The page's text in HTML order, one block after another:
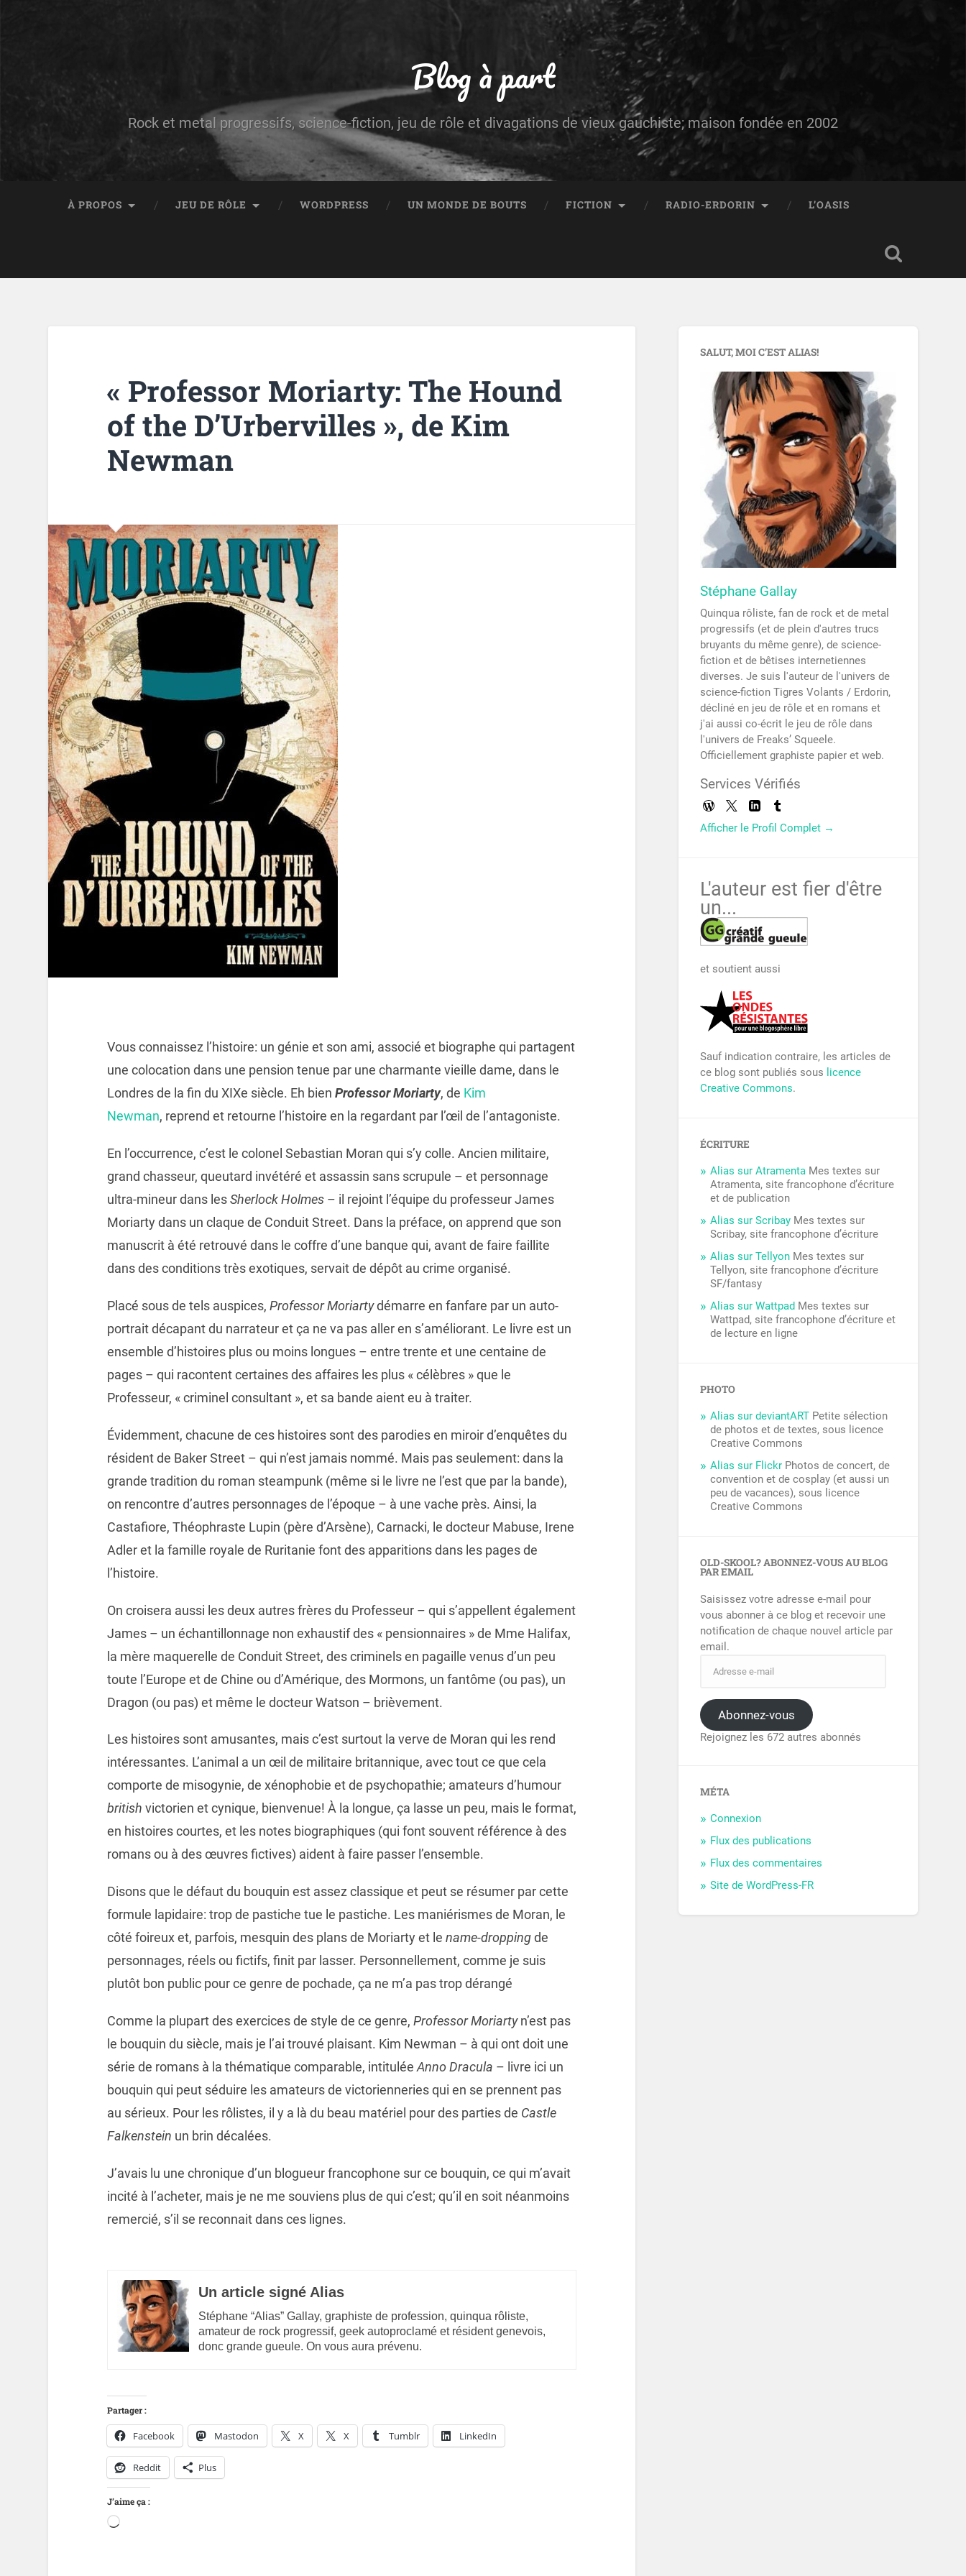
Blog à part
Rock et metal progressifs, science-fiction, jeu de rôle et divagations de vieux gauchiste; maison fondée en 2002
À PROPOS JEU DE RÔLE WORDPRESS UN MONDE DE BOUTS FICTION RADIO-ERDORIN L’OASIS
« Professor Moriarty: The Hound
of the D’Urbervilles », de Kim
Newman
Vous connaissez l’histoire: un génie et son ami, associé et biographe qui partagent
une colocation dans une pension tenue par une charmante vieille dame, dans le
Londres de la fin du XIXe siècle. Eh bien Professor Moriarty, de Kim
Newman, reprend et retourne l’histoire en la regardant par l’œil de l’antagoniste.
En l’occurrence, c’est le colonel Sebastian Moran qui s’y colle. Ancien militaire,
grand chasseur, queutard invétéré et assassin sans scrupule – et personnage
ultra-mineur dans lesSherlock Holmes – il rejoint l’équipe du professeur James
Moriarty dans un claque de Conduit Street. Dans la préface, on apprend que son
manuscrit à été retrouvé dans le coffre d’une banque qui, avant de faire faillite
dans des conditions très exotiques, servait de dépôt au crime organisé.
Placé sous de tels auspices, Professor Moriartydémarre en fanfare par un auto-
portrait décapant du narrateur et ça ne va pas aller en s’améliorant. Le livre est un
ensemble d’histoires plus ou moins longues – entre trente et une centaine de
pages – qui racontent certaines des affaires les plus « célèbres » que le
Professeur, « criminel consultant », et sa bande aient eu à traiter.
Évidemment, chacune de ces histoires sont des parodies en miroir d’enquêtes du
résident de Baker Street – qui n’est jamais nommé. Mais pas seulement: dans la
grande tradition du roman steampunk (même si le livre ne l’est que par la bande),
on rencontre d’autres personnages de l’époque – à une vache près. Ainsi, la
Castafiore, Théophraste Lupin (père d’Arsène), Carnacki, le docteur Mabuse, Irene
Adler et la famille royale de Ruritanie font des apparitions dans les pages de
l’histoire.
On croisera aussi les deux autres frères du Professeur – qui s’appellent également
James – un échantillonnage non exhaustif des « pensionnaires » de Mme Halifax,
la mère maquerelle de Conduit Street, des criminels en pagaille venus d’un peu
toute l’Europe et de Chine ou d’Amérique, des Mormons, un fantôme (ou pas), un
Dragon (ou pas) et même le docteur Watson – brièvement.
Les histoires sont amusantes, mais c’est surtout la verve de Moran qui les rend
intéressantes. L’animal a un œil de militaire britannique, avec tout ce que cela
comporte de misogynie, de xénophobie et de psychopathie; amateurs d’humour
british victorien et cynique, bienvenue! À la longue, ça lasse un peu, mais le format,
en histoires courtes, et les notes biographiques (qui font souvent référence à des
romans ou à des œuvres fictives) aident à faire passer l’ensemble.
Disons que le défaut du bouquin est assez classique et peut se résumer par cette
formule lapidaire: trop de pastiche tue le pastiche. Les maniérismes de Moran, le
côté foireux et, parfois, mesquin des plans de Moriarty et le name-droppingde
personnages, réels ou fictifs, finit par lasser. Personnellement, comme je suis
plutôt bon public pour ce genre de pochade, ça ne m’a pas trop dérangé
Comme la plupart des exercices de style de ce genre, Professor Moriartyn’est pas
le bouquin du siècle, mais je l’ai trouvé plaisant. Kim Newman – à qui ont doit une
série de romans à la thématique comparable, intitulée Anno Dracula – livre ici un
bouquin qui peut séduire les amateurs de victorienneries qui en se prennent pas
au sérieux. Pour les rôlistes, il y a là du beau matériel pour des parties de Castle
Falkenstein un brin décalées.
J’avais lu une chronique d’un blogueur francophone sur ce bouquin, ce qui m’avait
incité à l’acheter, mais je ne me souviens plus de qui c’est; qu’il en soit néanmoins
remercié, s’il se reconnait dans ces lignes.
Un article signé Alias
Stéphane “Alias” Gallay, graphiste de profession, quinqua rôliste,
amateur de rock progressif, geek autoproclamé et résident genevois,
donc grande gueule. On vous aura prévenu.
Partager :
Facebook Mastodon X X Tumblr LinkedIn
Reddit Plus
J’aime ça :
SALUT, MOI C’EST ALIAS!
Stéphane Gallay
Quinqua rôliste, fan de rock et de metal
progressifs (et de plein d'autres trucs
bruyants du même genre), de science-
fiction et de bêtises internetiennes
diverses. Je suis l'auteur de l'univers de
science-fiction Tigres Volants / Erdorin,
décliné en jeu de rôle et en romans et
j'ai aussi co-écrit le jeu de rôle dans
l'univers de Freaks’ Squeele.
Officiellement graphiste papier et web.
Services Vérifiés
Afficher le Profil Complet →
L'auteur est fier d'être
un...
et soutient aussi
Sauf indication contraire, les articles de
ce blog sont publiés sous licence
Creative Commons.
ÉCRITURE
Alias sur Atramenta Mes textes sur
Atramenta, site francophone d’écriture
et de publication
Alias sur Scribay Mes textes sur
Scribay, site francophone d’écriture
Alias sur Tellyon Mes textes sur
Tellyon, site francophone d’écriture
SF/fantasy
Alias sur Wattpad Mes textes sur
Wattpad, site francophone d’écriture et
de lecture en ligne
PHOTO
Alias sur deviantART Petite sélection
de photos et de textes, sous licence
Creative Commons
Alias sur Flickr Photos de concert, de
convention et de cosplay (et aussi un
peu de vacances), sous licence
Creative Commons
OLD-SKOOL? ABONNEZ-VOUS AU BLOG
PAR EMAIL
Saisissez votre adresse e-mail pour
vous abonner à ce blog et recevoir une
notification de chaque nouvel article par
email.
Abonnez-vous
Rejoignez les 672 autres abonnés
MÉTA
Connexion
Flux des publications
Flux des commentaires
Site de WordPress-FR